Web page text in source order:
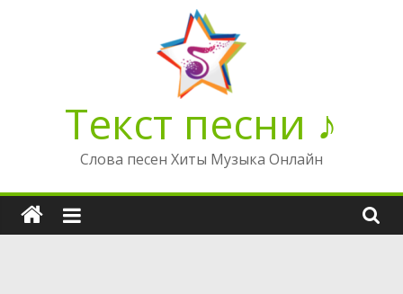
Текст песни ♪
Слова песен Хиты Музыка Онлайн